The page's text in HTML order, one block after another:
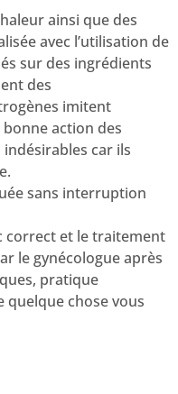
ainsi que des
avec l’utilisation de
sur des ingrédients
des
imitent
action des
car ils
sans interruption
correct et le traitement
le gynécologue après
pratique
quelque chose vous